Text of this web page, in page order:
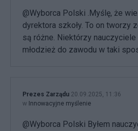
@Wyborca Polski .Myślę, że
dyrektora szkoły. To on tworzy
są różne. Niektórzy
młodzież do zawodu w taki
Prezes Zarządu 20.09.2025, 11:36
w Innowacyjne myślenie
@Wyborca Polski Byłem